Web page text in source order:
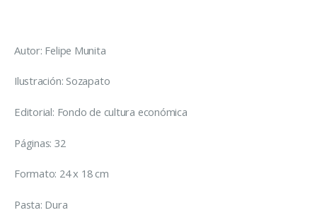
Autor: Felipe Munita
Ilustración: Sozapato
Editorial: Fondo de cultura económica
Páginas: 32
Formato: 24 x 18 cm
Pasta: Dura